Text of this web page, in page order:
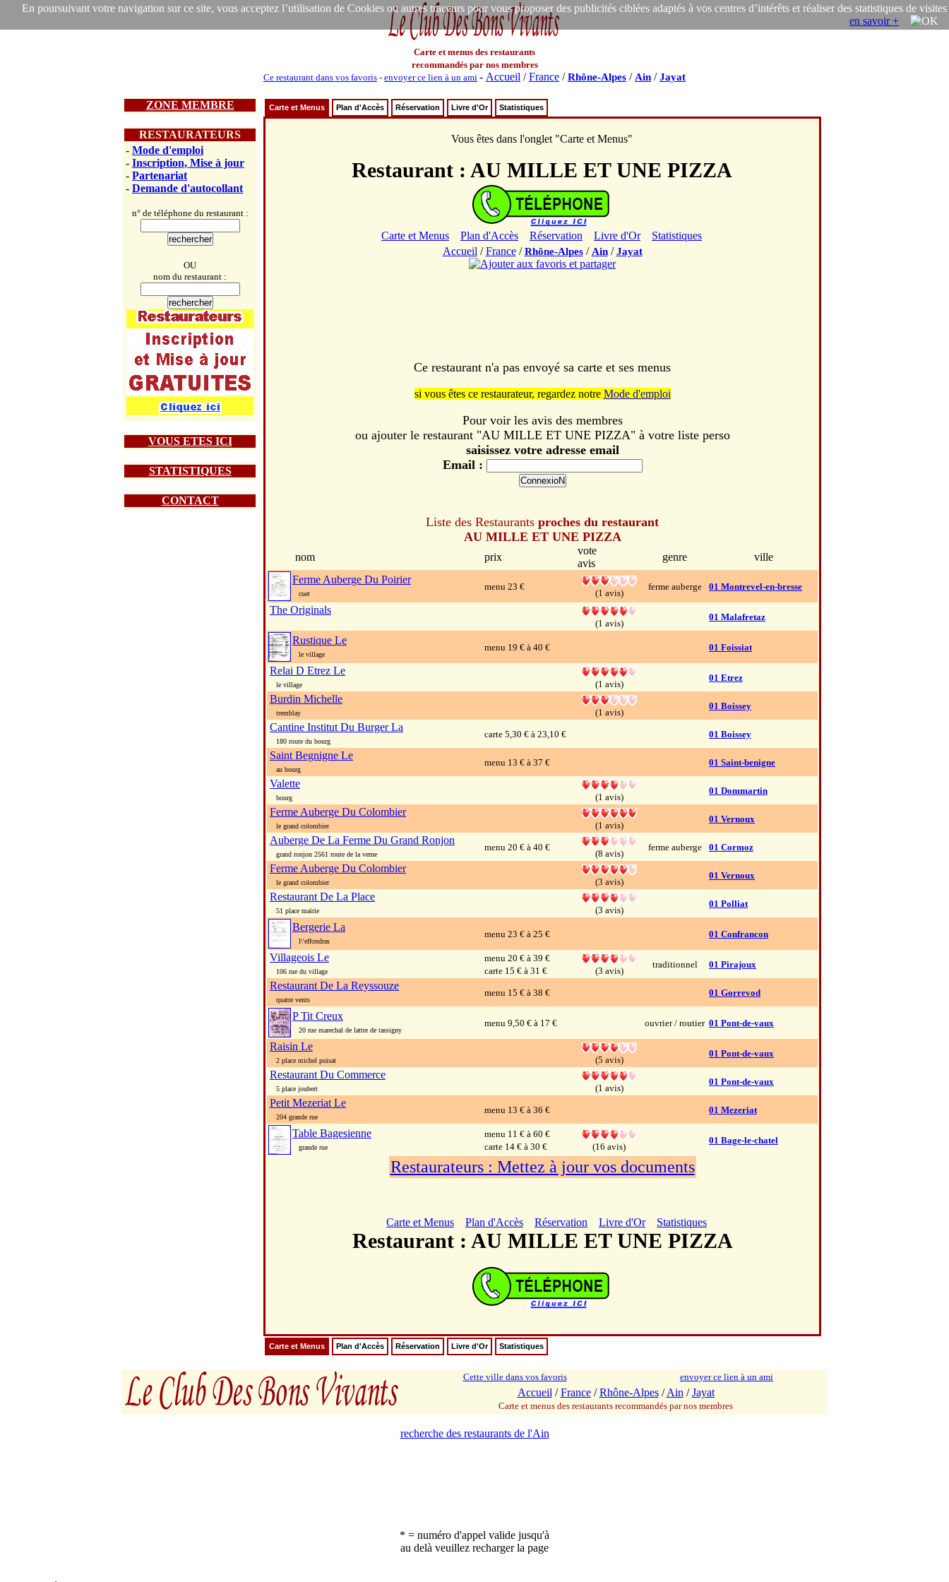
En poursuivant votre navigation sur ce site, vous acceptez l’utilisation de Cookies ou autres traceurs pour vous proposer des publicités ciblées adaptés à vos centres d’intérêts et réaliser des statistiques de visites
en savoir +
Carte et menus des restaurants
recommandés par nos membres
Ce restaurant dans vos favoris - envoyer ce lien à un ami - Accueil /France /Rhône-Alpes / Ain /Jayat
ZONE MEMBRE
RESTAURATEURS
- Mode d'emploi
- Inscription, Mise à jour
- Partenariat
- Demande d'autocollant
n° de téléphone du restaurant :
OU
nom du restaurant :
VOUS ETES ICI
STATISTIQUES
CONTACT
Carte et Menus Plan d'Accès Réservation Livre d'Or Statistiques
Vous êtes dans l'onglet "Carte et Menus"
Restaurant : AU MILLE ET UNE PIZZA
Carte et Menus Plan d'Accès Réservation Livre d'Or
Statistiques
Accueil /France/Rhône-Alpes/ Ain/Jayat
Ce restaurant n'a pas envoyé sa carte et ses menus
si vous êtes ce restaurateur, regardez notre Mode d'emploi
Pour voir les avis des membres
ou ajouter le restaurant "AU MILLE ET UNE PIZZA" à votre liste perso
saisissez votre adresse email
Email :
Liste des Restaurants proches du restaurant
AU MILLE ET UNE PIZZA
nom prix
vote
avis
genre
ville
Ferme Auberge Du Poirier
cuet
menu 23 €
(1 avis)
ferme auberge 01 Montrevel-en-bresse
The Originals
(1 avis)
01 Malafretaz
Rustique Le
le village
menu 19 € à 40 € 01 Foissiat
Relai D Etrez Le
le village (1 avis)
01 Etrez
Burdin Michelle
tremblay (1 avis)
01 Boissey
Cantine Institut Du Burger La
180 route du bourg
carte 5,30 € à 23,10 € 01 Boissey
Saint Begnigne Le
au bourg
menu 13 € à 37 € 01 Saint-benigne
Valette
bourg (1 avis)
01 Dommartin
Ferme Auberge Du Colombier
le grand colombier (1 avis)
01 Vernoux
Auberge De La Ferme Du Grand Ronjon
grand ronjon 2561 route de la verne
menu 20 € à 40 €
(8 avis)
ferme auberge 01 Cormoz
Ferme Auberge Du Colombier
le grand colombier (3 avis)
01 Vernoux
Restaurant De La Place
51 place mairie (3 avis)
01 Polliat
Bergerie La
l\'effondras
menu 23 € à 25 € 01 Confrancon
Villageois Le
106 rue du village
menu 20 € à 39 €
carte 15 € à 31 €
(3 avis)
traditionnel 01 Pirajoux
Restaurant De La Reyssouze
quatre vents
menu 15 € à 38 € 01 Gorrevod
P Tit Creux
20 rue marechal de lattre de tassigny
menu 9,50 € à 17 € ouvrier / routier 01 Pont-de-vaux
Raisin Le
2 place michel poisat (5 avis)
01 Pont-de-vaux
Restaurant Du Commerce
5 place joubert (1 avis)
01 Pont-de-vaux
Petit Mezeriat Le
204 grande rue
menu 13 € à 36 € 01 Mezeriat
Table Bagesienne
grande rue
menu 11 € à 60 €
carte 14 € à 30 €
(16 avis)
01 Bage-le-chatel
Restaurateurs : Mettez à jour vos documents
Carte et Menus Plan d'Accès Réservation Livre d'Or Statistiques
Restaurant : AU MILLE ET UNE PIZZA
Carte et Menus Plan d'Accès Réservation Livre d'Or Statistiques
Cette ville dans vos favoris envoyer ce lien à un ami
Accueil /France/Rhône-Alpes/Ain /Jayat
Carte et menus des restaurants recommandés par nos membres
recherche des restaurants de l'Ain
* = numéro d'appel valide jusqu'à
au delà veuillez recharger la page